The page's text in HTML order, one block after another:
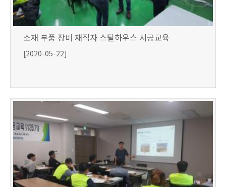
소재 부품 장비 재직자 스틸하우스 시공교육
[2020-05-22]